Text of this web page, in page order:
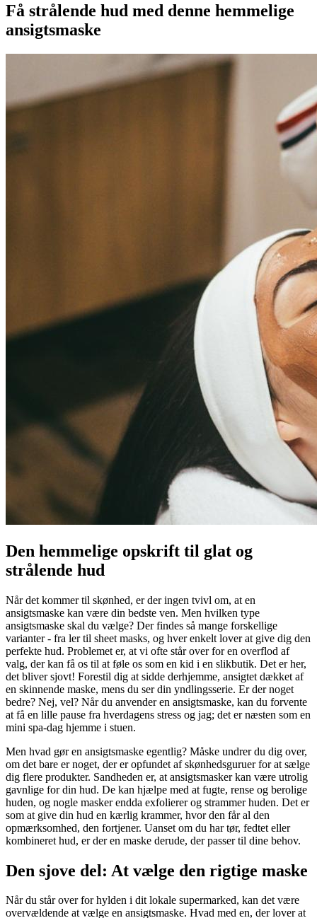
Få strålende hud med denne hemmelige
ansigtsmaske
Den hemmelige opskrift til glat og
strålende hud
Når det kommer til skønhed, er der ingen tvivl om, at en
ansigtsmaske kan være din bedste ven. Men hvilken type
ansigtsmaske skal du vælge? Der findes så mange forskellige
varianter - fra ler til sheet masks, og hver enkelt lover at give dig den
perfekte hud. Problemet er, at vi ofte står over for en overflod af
valg, der kan få os til at føle os som en kid i en slikbutik. Det er her,
det bliver sjovt! Forestil dig at sidde derhjemme, ansigtet dækket af
en skinnende maske, mens du ser din yndlingsserie. Er der noget
bedre? Nej, vel? Når du anvender en ansigtsmaske, kan du forvente
at få en lille pause fra hverdagens stress og jag; det er næsten som en
mini spa-dag hjemme i stuen.
Men hvad gør en ansigtsmaske egentlig? Måske undrer du dig over,
om det bare er noget, der er opfundet af skønhedsguruer for at sælge
dig flere produkter. Sandheden er, at ansigtsmasker kan være utrolig
gavnlige for din hud. De kan hjælpe med at fugte, rense og berolige
huden, og nogle masker endda exfolierer og strammer huden. Det er
som at give din hud en kærlig krammer, hvor den får al den
opmærksomhed, den fortjener. Uanset om du har tør, fedtet eller
kombineret hud, er der en maske derude, der passer til dine behov.
Den sjove del: At vælge den rigtige maske
Når du står over for hylden i dit lokale supermarked, kan det være
overvældende at vælge en ansigtsmaske. Hvad med en, der lover at